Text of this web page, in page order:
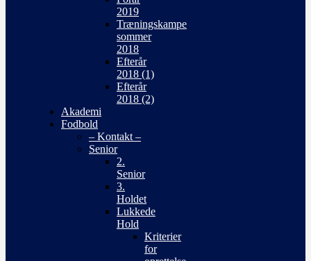
2019
Træningskampe
sommer
2018
Efterår
2018 (1)
Efterår
2018 (2)
Akademi
Fodbold
– Kontakt –
Senior
2.
Senior
3.
Holdet
Lukkede
Hold
Kriterier
for